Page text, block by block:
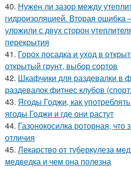
40. Нужен ли зазор между
гидроизоляцией. Вторая
уложили с двух сторон
перекрытия
41. Горох посадка и уход в
открытый грунт, выбор сортов
42. Шкафчики для раздевалки в
раздевалок фитнес клубов
43. Ягоды Годжи, как
ягоды Годжи и где они растут
44. Газонокосилка роторная, что
отличия
45. Лекарство от туберкулеза
медведка и чем она полезна